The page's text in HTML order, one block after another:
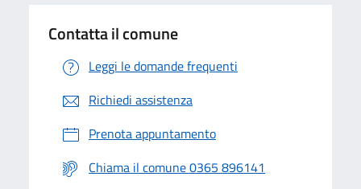
Contatta il comune
Leggi le domande frequenti
Richiedi assistenza
Prenota appuntamento
Chiama il comune 0365 896141